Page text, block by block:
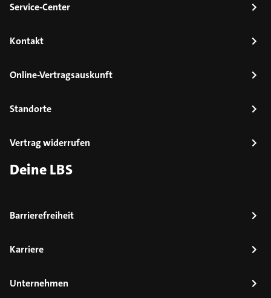
Service-Center
Kontakt
Online-Vertragsauskunft
Standorte
Vertrag widerrufen
Deine LBS
Barrierefreiheit
Karriere
Unternehmen